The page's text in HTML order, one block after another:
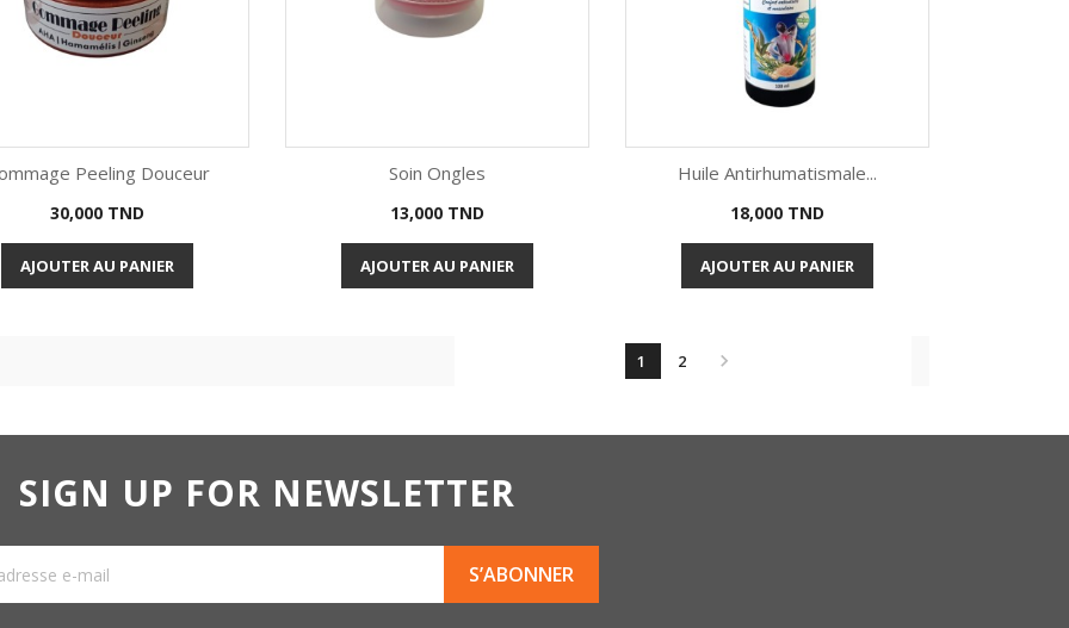
Aperçu rapide
Peeling Douceur
Prix
30,000 TND
AJOUTER AU PANIER
Aperçu rapide
Soin Ongles
Prix
13,000 TND
AJOUTER AU PANIER
Aperçu rapide
Huile Antirhumatismale...
Prix
18,000 TND
AJOUTER AU PANIER
1 2 
SIGN UP FOR NEWSLETTER